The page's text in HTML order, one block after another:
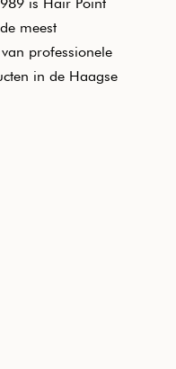
is Hair Point
meest
professionele
in de Haagse